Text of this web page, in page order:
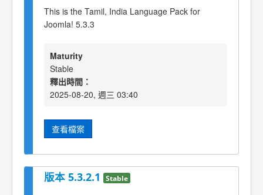
This is the Tamil, India Language Pack for
Joomla! 5.3.3
Maturity
Stable
釋出時間：
2025-08-20, 週三 03:40
查看檔案
版本 5.3.2.1 Stable